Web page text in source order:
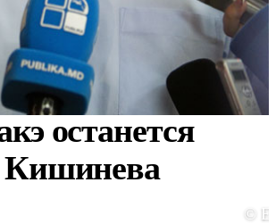
останется
Кишинева
©